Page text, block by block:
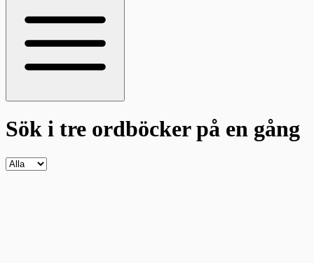
Sök i tre ordböckerpå en gång